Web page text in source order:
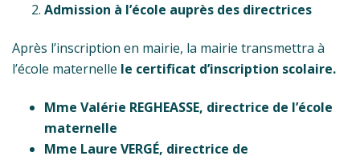
Admission à l’école auprès des directrices
Après l’inscription en mairie, la mairie transmettra à
l’école maternelle le certificat d’inscription scolaire.
Mme Valérie REGHEASSE, directrice de l’école
maternelle
Mme Laure VERGÉ, directrice de